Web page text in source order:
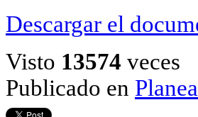
Descargar el
Visto 13574 veces
Publicado en